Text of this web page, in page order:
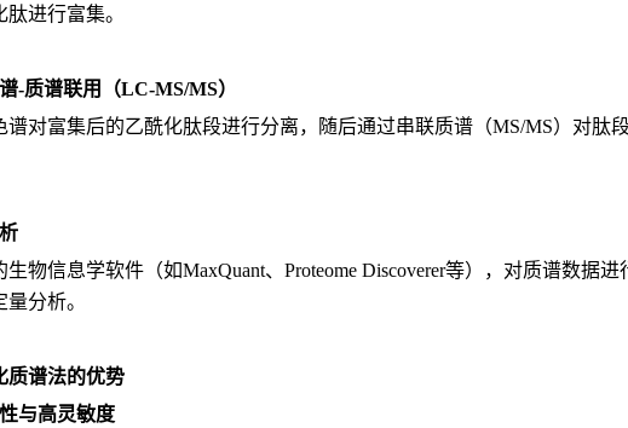
进行富集。
-质谱联用（LC-MS/MS）
谱对富集后的乙酰化肽段进行分离，随后通过串联质谱（MS/MS）对肽
生物信息学软件（如MaxQuant、Proteome Discoverer等），对质谱数据
分析。
质谱法的优势
与高灵敏度